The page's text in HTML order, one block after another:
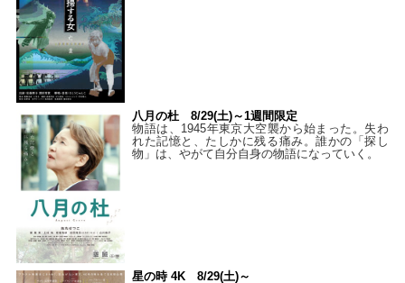
八月の杜 8/29(土)～1週間限定
物語は、1945年東京大空襲から始まった。失わ
れた記憶と、たしかに残る痛み。誰かの「探し
物」は、やがて自分自身の物語になっていく。
星の時 4K 8/29(土)～